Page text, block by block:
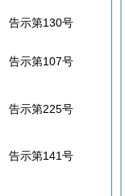
告示第130号
告示第107号
告示第225号
告示第141号